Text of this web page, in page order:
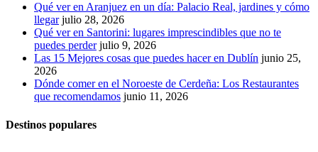
Qué ver en Aranjuez en un día: Palacio Real, jardines y cómo
llegar julio 28, 2026
Qué ver en Santorini: lugares imprescindibles que no te
puedes perder julio 9, 2026
Las 15 Mejores cosas que puedes hacer en Dublín junio 25,
2026
Dónde comer en el Noroeste de Cerdeña: Los Restaurantes
que recomendamos junio 11, 2026
Destinos populares